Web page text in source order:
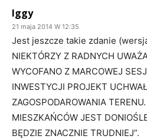
Iggy
21 maja 2014 W 12:35
Jest jeszcze takie zdanie
NIEKTÓRZY Z RADNYCH
WYCOFANO Z MARCOWEJ
INWESTYCJI PROJEKT
ZAGOSPODAROWANIA
MIESZKAŃCÓW JEST
BĘDZIE ZNACZNIE TRUDNIEJ”.